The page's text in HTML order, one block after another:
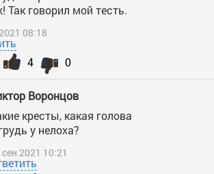
Так говорил мой тесть.
08:18
0
4
Воронцов
кресты, какая голова
у нелоха?
сен 2021 10:21